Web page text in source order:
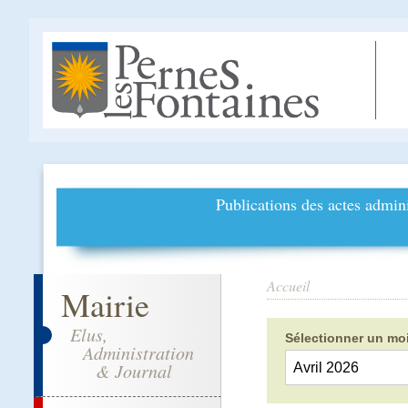
Publications des actes
Mairie
Elus,
Administration
& Journal
Accueil
Sélectionner un